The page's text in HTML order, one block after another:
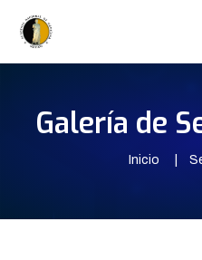
Galería de
Inicio